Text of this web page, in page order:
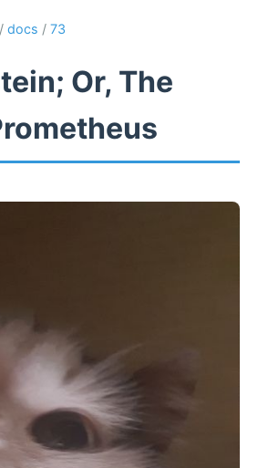
/ docs / 73
Or, The